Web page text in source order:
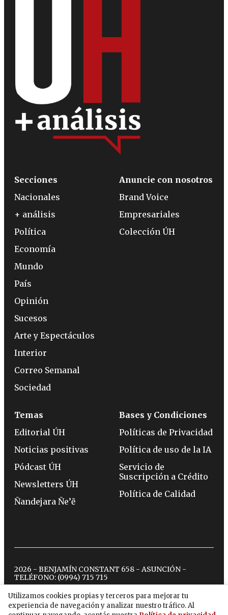
Utilizamos cookies propias y terceros para mejorar tu
experiencia de navegación y analizar nuestro tráfico. Al
Secciones
Nacionales
+ análisis
Política
Economía
Mundo
País
Opinión
Sucesos
Arte y Espectáculos
Interior
Correo Semanal
Sociedad
Anuncie con nosotros
Brand Voice
Empresariales
Colección ÚH
Temas
Editorial ÚH
Noticias positivas
Pódcast ÚH
Newsletters ÚH
Ñandejara Ñe’ẽ
Bases y Condiciones
Políticas de Privacidad
Política de uso de la IA
Servicio de
Suscripción a Crédito
Política de Calidad
2026 - BENJAMÍN CONSTANT 658 - ASUNCIÓN -
TELÉFONO: (0994) 715 715
twitterinstagram
facebook
tiktokyoutubespotify